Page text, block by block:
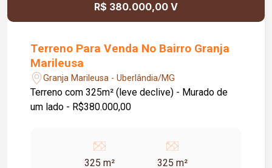
R$ 380.000,00 V
Terreno Para Venda No Bairro Granja
Marileusa
Granja Marileusa - Uberlândia/MG
Terreno com 325m² (leve declive) - Murado de
um lado - R$380.000,00
325 m² 325 m²